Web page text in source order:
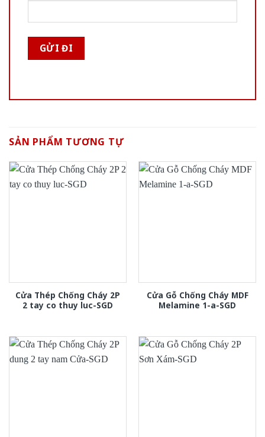
SẢN PHẨM TƯƠNG TỰ
Cửa Thép Chống Cháy 2P
2 tay co thuy luc-SGD
Cửa Gỗ Chống Cháy MDF
Melamine 1-a-SGD